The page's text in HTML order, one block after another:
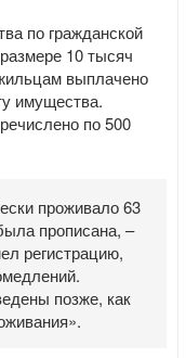
по гражданской
10 тысяч
выплачено
имущества.
по 500
проживало 63
прописана, –
регистрацию,
позже, как